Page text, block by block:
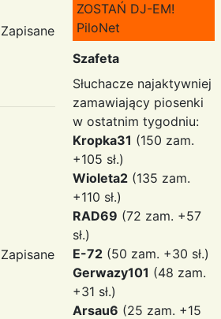
Zapisane
Zapisane
ZOSTAŃ DJ-EM!
PiloNet
Szafeta
Słuchacze najaktywniej
zamawiający piosenki
w ostatnim tygodniu:
Kropka31 (150 zam.
+105 sł.)
Wioleta2 (135 zam.
+110 sł.)
RAD69 (72 zam. +57
sł.)
E-72 (50 zam. +30 sł.)
Gerwazy101 (48 zam.
+31 sł.)
Arsau6 (25 zam. +15